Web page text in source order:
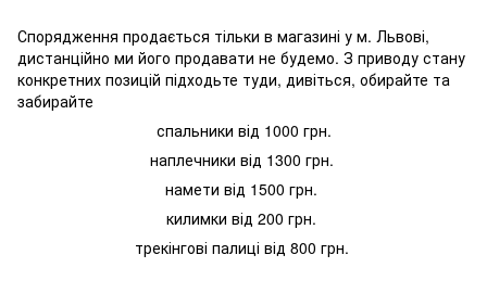
Спорядження продається тільки в магазині у м. Львові,
дистанційно ми його продавати не будемо. З приводу стану
конкретних позицій підходьте туди, дивіться, обирайте та
забирайте
спальники від 1000 грн.
наплечники від 1300 грн.
намети від 1500 грн.
килимки від 200 грн.
трекінгові палиці від 800 грн.